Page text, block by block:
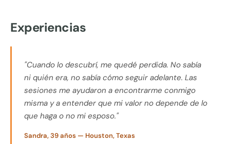
Experiencias
"Cuando lo descubrí, me quedé perdida. No sabía
ni quién era, no sabía cómo seguir adelante. Las
sesiones me ayudaron a encontrarme conmigo
misma y a entender que mi valor no depende de lo
que haga o no mi esposo."
Sandra, 39 años — Houston, Texas